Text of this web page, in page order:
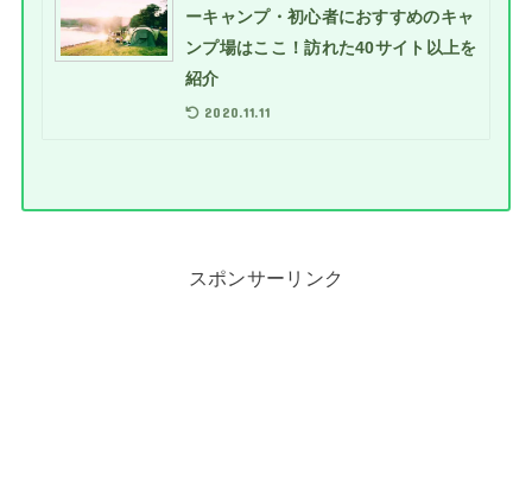
ーキャンプ・初心者におすすめのキャ
ンプ場はここ！訪れた40サイト以上を
紹介
2020.11.11
スポンサーリンク